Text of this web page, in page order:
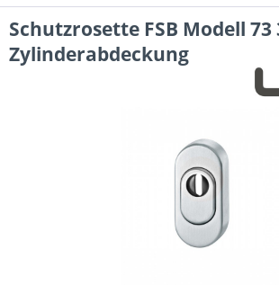
Schutzrosette FSB Modell 73
Zylinderabdeckung